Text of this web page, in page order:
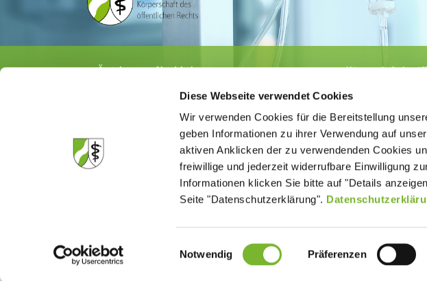
Diese Webseite verwendet Cookies
Wir verwenden Cookies für die Bereitstellung
geben Informationen zu ihrer Verwendung auf
aktiven Anklicken der zu verwendenden Cookies
freiwillige und jederzeit widerrufbare Einwilligung
Informationen klicken Sie bitte auf "Details
Seite "Datenschutzerklärung".
Einwilligungsauswahl
Notwendig Präferenzen
Ärztekammer Nordrhein
· Fax 0211 / 4302 2009
aerztekammer@aekno.de
Körperschaft des
Die Medizinsuchmaschine "Medisuch" bestätigt der
Ärztekammer Nordrhein, dass die Homepage ohne